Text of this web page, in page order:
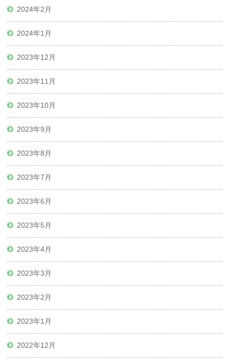
2024年2月
2024年1月
2023年12月
2023年11月
2023年10月
2023年9月
2023年8月
2023年7月
2023年6月
2023年5月
2023年4月
2023年3月
2023年2月
2023年1月
2022年12月